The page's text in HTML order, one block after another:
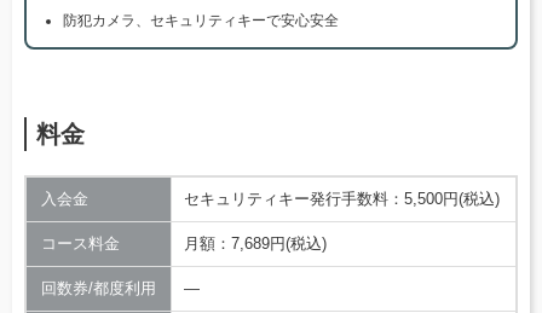
防犯カメラ、セキュリティキーで安心安全
料金
入会金 セキュリティキー発行手数料：5,500円(税込)
コース料金 月額：7,689円(税込)
回数券/都度利用 ―